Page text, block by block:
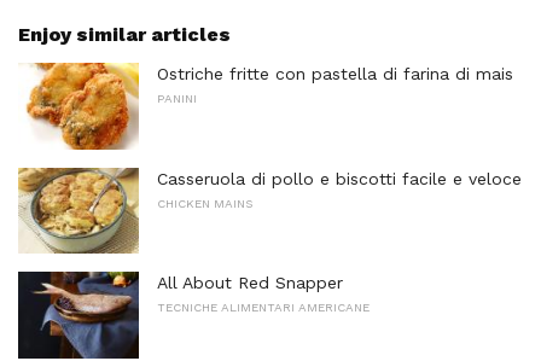
Enjoy similar articles
Ostriche fritte con pastella di farina di mais
PANINI
Casseruola di pollo e biscotti facile e veloce
CHICKEN MAINS
All About Red Snapper
TECNICHE ALIMENTARI AMERICANE